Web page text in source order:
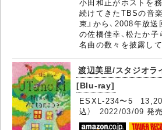
続けてきたTBSの音
束』から、2008年放
の佐橋佳幸、松たか
名曲の数々を披露し
渡辺美里/スタジオラ
[Blu-ray]
ESXL-234〜5
込） 2022/03/09 発売